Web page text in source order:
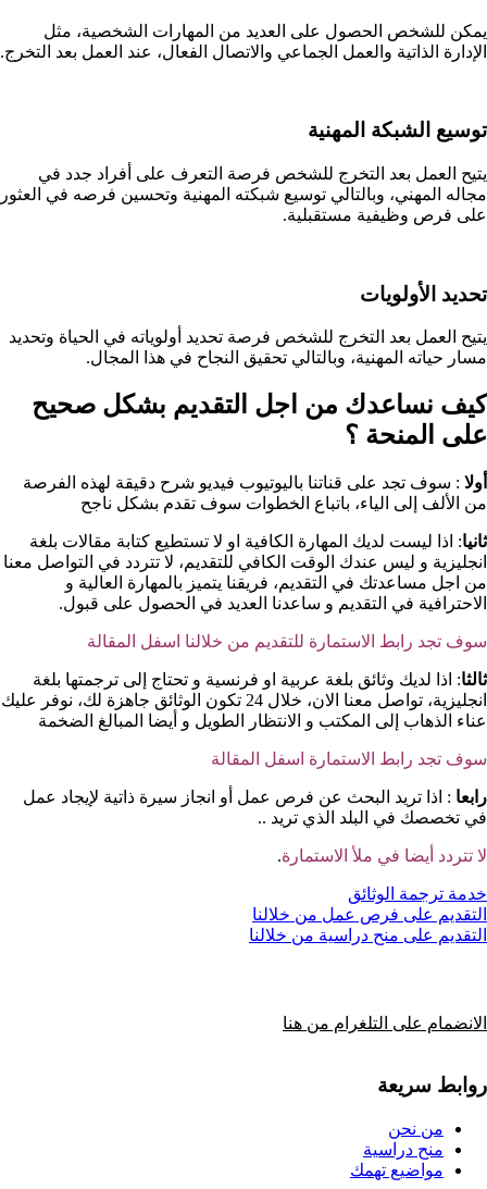
يمكن للشخص الحصول على العديد من المهارات الشخصية، مثل
الإدارة الذاتية والعمل الجماعي والاتصال الفعال، عند العمل بعد التخرج.
توسيع الشبكة المهنية
يتيح العمل بعد التخرج للشخص فرصة التعرف على أفراد جدد في
مجاله المهني، وبالتالي توسيع شبكته المهنية وتحسين فرصه في العثور
على فرص وظيفية مستقبلية.
تحديد الأولويات
يتيح العمل بعد التخرج للشخص فرصة تحديد أولوياته في الحياة وتحديد
مسار حياته المهنية، وبالتالي تحقيق النجاح في هذا المجال.
كيف نساعدك من اجل التقديم بشكل صحيح
على المنحة ؟​
أولا : سوف تجد على قناتنا باليوتيوب فيديو شرح دقيقة لهذه الفرصة
من الألف إلى الياء، باتباع الخطوات سوف تقدم بشكل ناجح
ثانيا: اذا ليست لديك المهارة الكافية او لا تستطيع كتابة مقالات بلغة
انجليزية و ليس عندك الوقت الكافي للتقديم، لا تتردد في التواصل معنا
من اجل مساعدتك في التقديم، فريقنا يتميز بالمهارة العالية و
الاحترافية في التقديم و ساعدنا العديد في الحصول على قبول.
سوف تجد رابط الاستمارة للتقديم من خلالنا اسفل المقالة
ثالثا: اذا لديك وثائق بلغة عربية او فرنسية و تحتاج إلى ترجمتها بلغة
انجليزية، تواصل معنا الان، خلال 24 تكون الوثائق جاهزة لك، نوفر عليك
عناء الذهاب إلى المكتب و الانتظار الطويل و أيضا المبالغ الضخمة
سوف تجد رابط الاستمارة اسفل المقالة
رابعا : اذا تريد البحث عن فرص عمل أو انجاز سيرة ذاتية لإيجاد عمل
في تخصصك في البلد الذي تريد ..
لا تتردد أيضا في ملأ الاستمارة.
خدمة ترجمة الوثائق
التقديم على فرص عمل من خلالنا
التقديم على منح دراسية من خلالنا
الانضمام على التلغرام من هنا
روابط سريعة
من نحن
منح دراسية
مواضيع تهمك